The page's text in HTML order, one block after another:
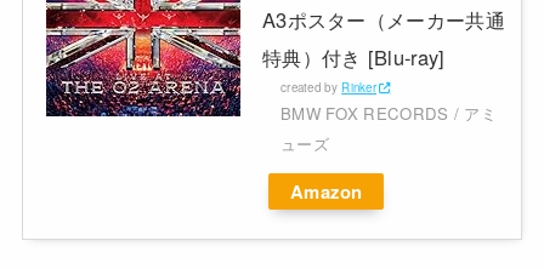
A3ポスター（メーカー共通
特典）付き [Blu-ray]
created by Rinker
BMW FOX RECORDS / アミ
ューズ
Amazon